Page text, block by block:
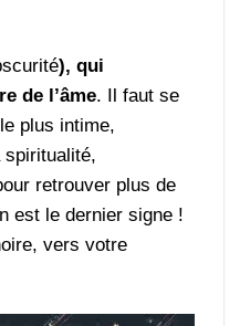
), qui
de l’âme. Il faut se
plus intime,
spiritualité,
retrouver plus de
est le dernier signe !
vers votre